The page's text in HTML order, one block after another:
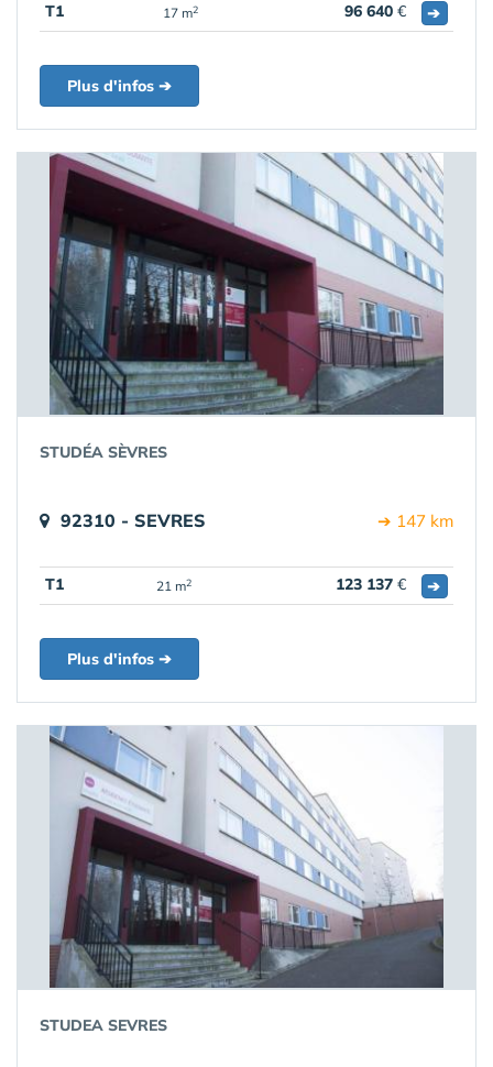
T1 17 m2 96 640 € ➔
Plus d'infos ➔
STUDÉA SÈVRES
92310 - SEVRES ➔ 147 km
T1 21 m2 123 137 € ➔
Plus d'infos ➔
STUDEA SEVRES